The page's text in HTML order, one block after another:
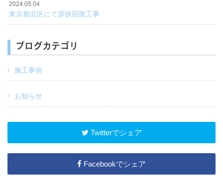
2024.05.04
東京都北区にて原状回復工事
ブログカテゴリ
施工事例
お知らせ
Twitterでシェア
Facebookでシェア